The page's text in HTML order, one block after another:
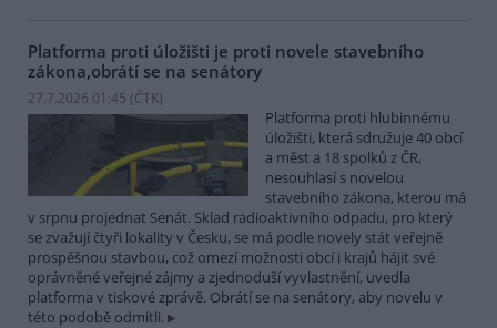
Platforma proti úložišti je proti novele stavebního
zákona,obrátí se na senátory
27.7.2026 01:45 (ČTK)
Platforma proti hlubinnému
úložišti, která sdružuje 40 obcí
a měst a 18 spolků z ČR,
nesouhlasí s novelou
stavebního zákona, kterou má
v srpnu projednat Senát. Sklad radioaktivního odpadu, pro který
se zvažují čtyři lokality v Česku, se má podle novely stát veřejně
prospěšnou stavbou, což omezí možnosti obcí i krajů hájit své
oprávněné veřejné zájmy a zjednoduší vyvlastnění, uvedla
platforma v tiskové zprávě. Obrátí se na senátory, aby novelu v
této podobě odmítli.